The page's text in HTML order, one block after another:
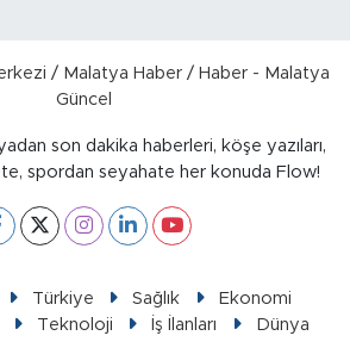
son dakika haberleri, köşe yazıları,
spordan seyahate her konuda Flow!
Türkiye Sağlık
Ekonomi
Teknoloji İş İlanları Dünya